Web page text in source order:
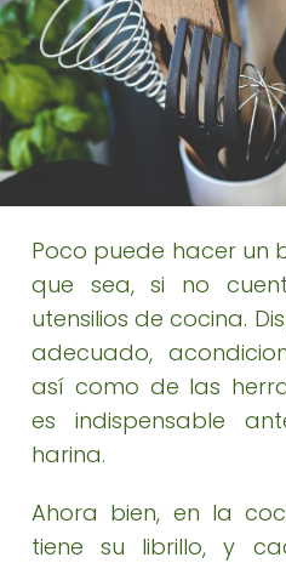
Poco puede hacer un
que sea, si no
utensilios de cocina.
adecuado,
así como de las
es indispensable
harina.
Ahora bien, en la
tiene su librillo, y